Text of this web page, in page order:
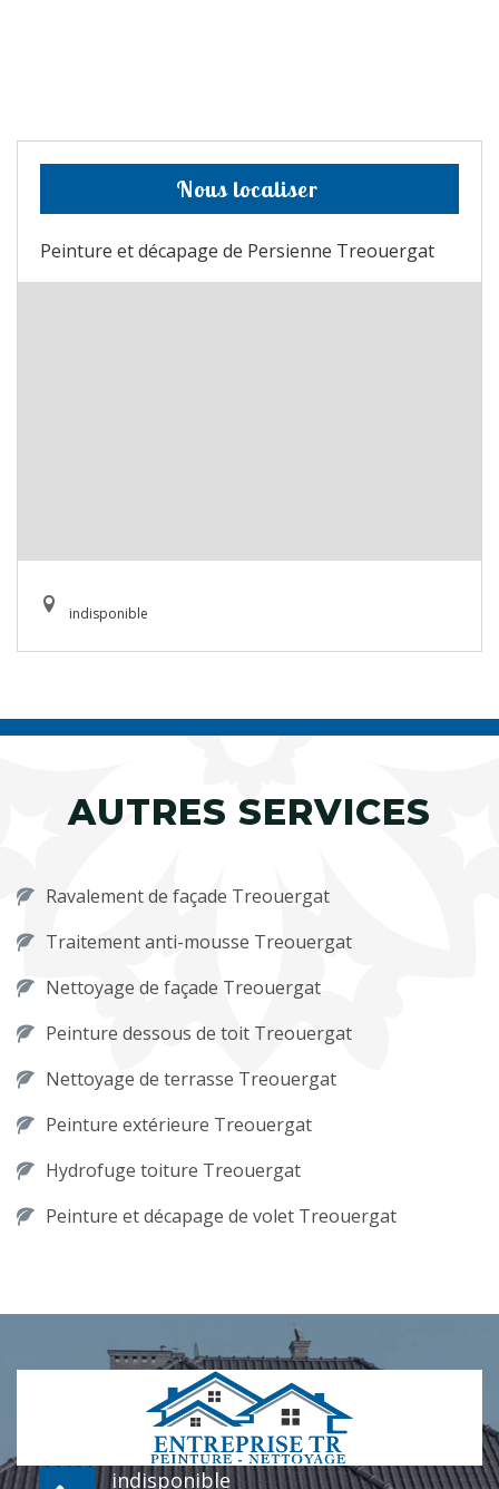
Nous localiser
Peinture et décapage de Persienne Treouergat
indisponible
AUTRES SERVICES
Ravalement de façade Treouergat
Traitement anti-mousse Treouergat
Nettoyage de façade Treouergat
Peinture dessous de toit Treouergat
Nettoyage de terrasse Treouergat
Peinture extérieure Treouergat
Hydrofuge toiture Treouergat
Peinture et décapage de volet Treouergat
indisponible